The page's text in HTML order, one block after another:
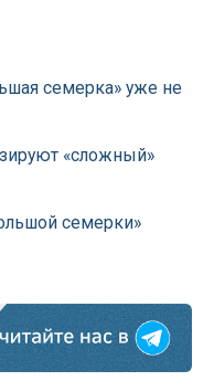
семерка» уже не
«сложный»
семерки»